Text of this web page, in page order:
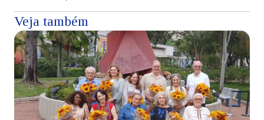
Veja também